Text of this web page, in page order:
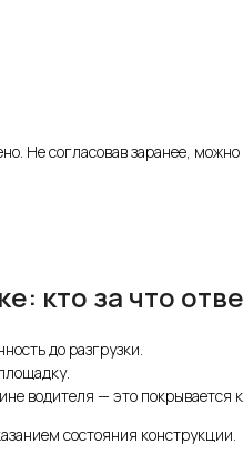
Не согласовав заранее,
кто за что
до разгрузки.
водителя — это покрывается
состояния конструкции.